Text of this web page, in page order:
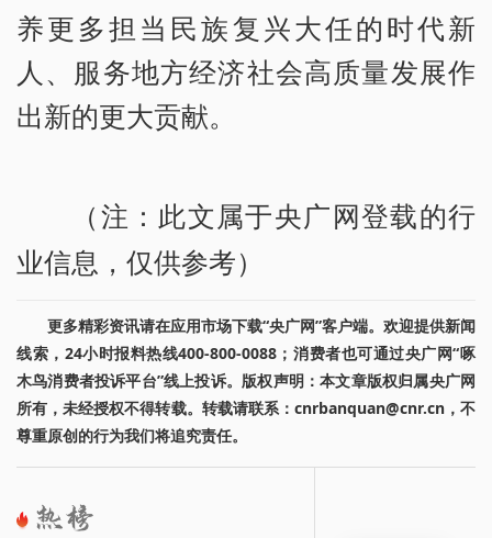
养更多担当民族复兴大任的时代新
人、服务地方经济社会高质量发展作
出新的更大贡献。
（注：此文属于央广网登载的行
业信息，仅供参考）
更多精彩资讯请在应用市场下载“央广网”客户端。欢迎提供新闻
线索，24小时报料热线400-800-0088；消费者也可通过央广网“啄
木鸟消费者投诉平台”线上投诉。版权声明：本文章版权归属央广网
所有，未经授权不得转载。转载请联系：cnrbanquan@cnr.cn，不
尊重原创的行为我们将追究责任。